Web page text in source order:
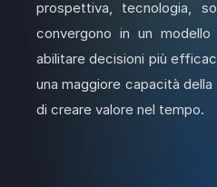
prospettiva, tecnologia,
convergono in un
abilitare decisioni più
una maggiore capacità
di creare valore nel tempo.